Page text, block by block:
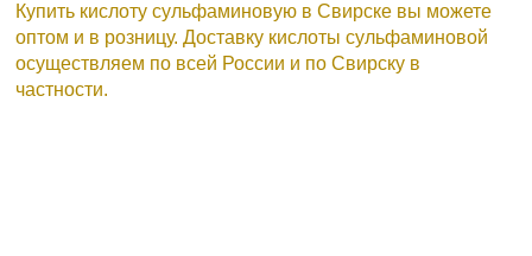
Купить кислоту сульфаминовую в Свирске вы можете
оптом и в розницу. Доставку кислоты сульфаминовой
осуществляем по всей России и по Свирску в
частности.